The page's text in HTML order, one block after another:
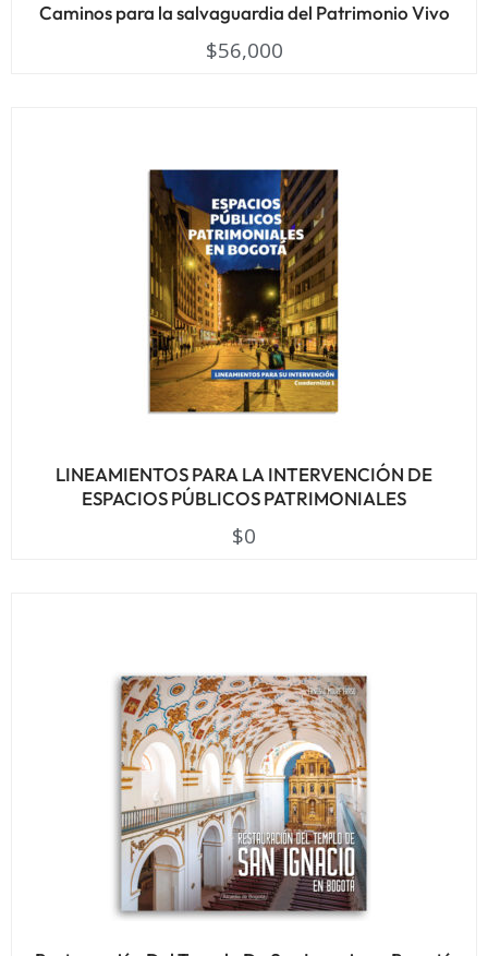
Caminos para la salvaguardia del Patrimonio Vivo
$56,000
LINEAMIENTOS PARA LA INTERVENCIÓN DE
ESPACIOS PÚBLICOS PATRIMONIALES
$0